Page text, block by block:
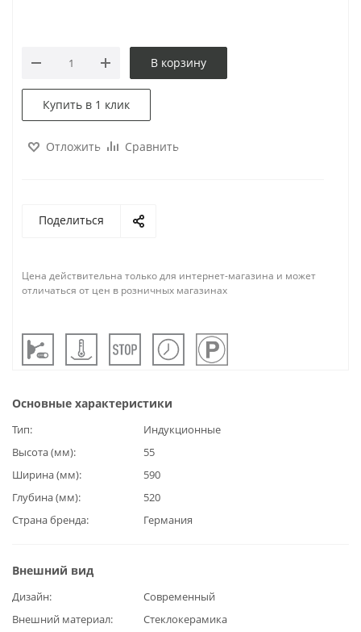
В корзину
Купить в 1 клик
Отложить Сравнить
Поделиться
Цена действительна только для интернет-магазина и может
отличаться от цен в розничных магазинах
Основные характеристики
Тип
Индукционные
Высота (мм)
55
Ширина (мм)
590
Глубина (мм)
520
Страна бренда
Германия
Внешний вид
Дизайн
Современный
Внешний материал
Стеклокерамика